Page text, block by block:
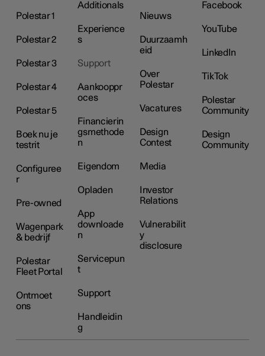
Polestar 1
Polestar 2
Polestar 3
Polestar 4
Polestar 5
Boek nu je
testrit
Configuree
r
Pre-owned
Wagenpark
& bedrijf
Polestar
Fleet Portal
Ontmoet
ons
Additionals
Experience
s
Support
Aankooppr
oces
Financierin
gsmethode
n
Eigendom
Opladen
App
downloade
n
Servicepun
t
Support
Handleidin
g
Nieuws
Duurzaamh
eid
Over
Polestar
Vacatures
Design
Contest
Media
Investor
Relations
Vulnerabilit
y
disclosure
Facebook
YouTube
LinkedIn
TikTok
Polestar
Community
Design
Community